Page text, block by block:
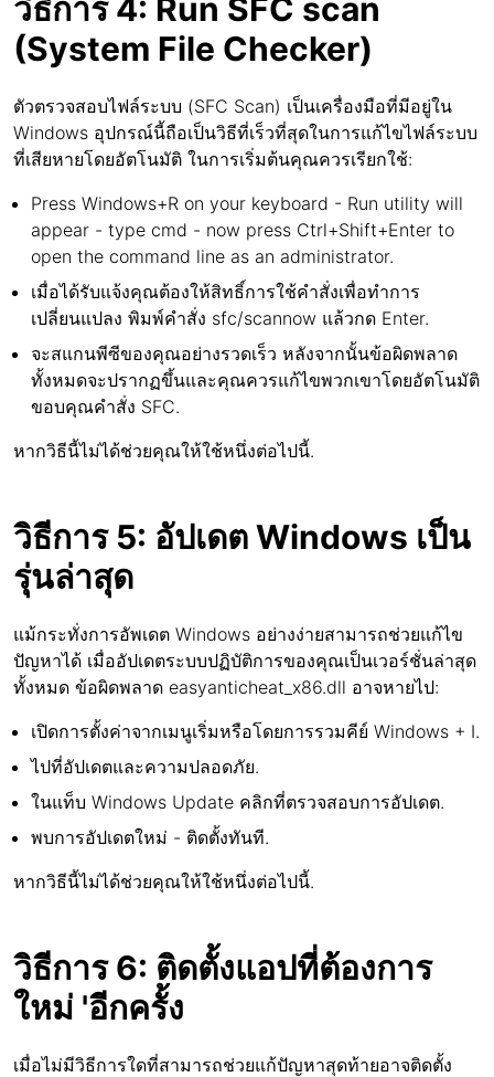
วิธีการ 4: Run SFC scan
(System File Checker)
ตัวตรวจสอบไฟล์ระบบ (SFC Scan) เป็นเครื่องมือที่มีอยู่ใน
Windows อุปกรณ์นี้ถือเป็นวิธีที่เร็วที่สุดในการแก้ไขไฟล์ระบบ
ที่เสียหายโดยอัตโนมัติ ในการเริ่มต้นคุณควรเรียกใช้:
Press Windows+R on your keyboard - Run utility will
appear - type cmd - now press Ctrl+Shift+Enter to
open the command line as an administrator.
เมื่อได้รับแจ้งคุณต้องให้สิทธิ์การใช้คำสั่งเพื่อทำการ
เปลี่ยนแปลง พิมพ์คำสั่ง sfc/scannow แล้วกด Enter.
จะสแกนพีซีของคุณอย่างรวดเร็ว หลังจากนั้นข้อผิดพลาด
ทั้งหมดจะปรากฏขึ้นและคุณควรแก้ไขพวกเขาโดยอัตโนมัติ
ขอบคุณคำสั่ง SFC.
หากวิธีนี้ไม่ได้ช่วยคุณให้ใช้หนึ่งต่อไปนี้.
วิธีการ 5: อัปเดต Windows เป็น
รุ่นล่าสุด
แม้กระทั่งการอัพเดต Windows อย่างง่ายสามารถช่วยแก้ไข
ปัญหาได้ เมื่ออัปเดตระบบปฏิบัติการของคุณเป็นเวอร์ชั่นล่าสุด
ทั้งหมด ข้อผิดพลาด easyanticheat_x86.dll อาจหายไป:
เปิดการตั้งค่าจากเมนูเริ่มหรือโดยการรวมคีย์ Windows + I.
ไปที่อัปเดตและความปลอดภัย.
ในแท็บ Windows Update คลิกที่ตรวจสอบการอัปเดต.
พบการอัปเดตใหม่ - ติดตั้งทันที.
หากวิธีนี้ไม่ได้ช่วยคุณให้ใช้หนึ่งต่อไปนี้.
วิธีการ 6: ติดตั้งแอปที่ต้องการ
ใหม่ 'อีกครั้ง
เมื่อไม่มีวิธีการใดที่สามารถช่วยแก้ปัญหาสุดท้ายอาจติดตั้ง